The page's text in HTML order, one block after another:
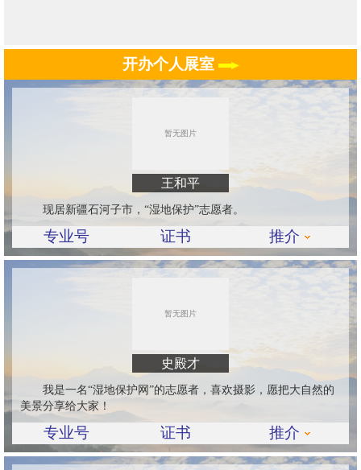
开办个人展室
王和平
现居新疆石河子市，“湿地保护”志愿者。
专业号 证书 推介
史殿才
我是一名“湿地保护网”的志愿者，喜欢摄影，愿把大自然的
美景分享给大家！
专业号 证书 推介